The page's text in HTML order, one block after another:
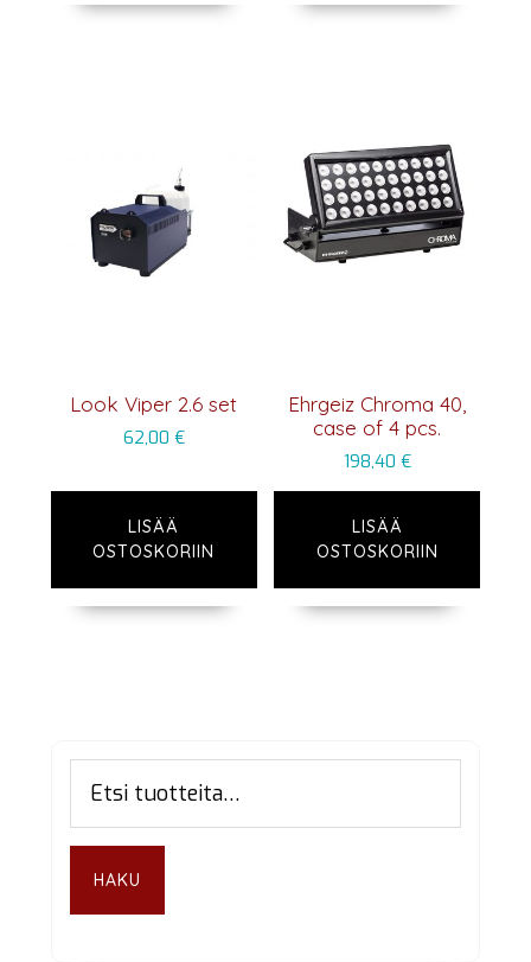
Look Viper 2.6 set
62,00 €
LISÄÄ
OSTOSKORIIN
Ehrgeiz Chroma 40,
case of 4 pcs.
198,40 €
LISÄÄ
OSTOSKORIIN
Ensisijainen
sivupalkki
HAKU